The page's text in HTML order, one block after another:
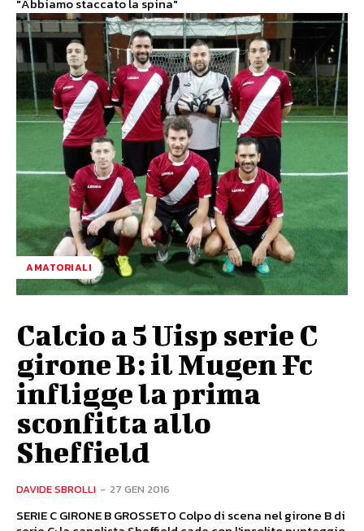
"Abbiamo staccato la spina"
AMATORIALI
Calcio a 5 Uisp serie C
girone B: il Mugen Fc
infligge la prima
sconfitta allo
Sheffield
DAVIDE SBROLLI - 27 GEN 2016
SERIE C GIRONE B GROSSETO Colpo di scena nel girone B di